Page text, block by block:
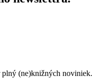
(ne)knižných noviniek.